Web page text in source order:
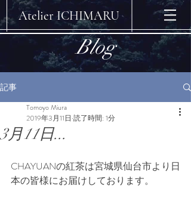
​Atelier ICHIMARU
Blog
記事
3月11日...
Tomoyo Miura
2019年3月11日 読了時間: 1分
CHAYUANの紅茶は宮城県仙台市より日
本の皆様にお届けしております。